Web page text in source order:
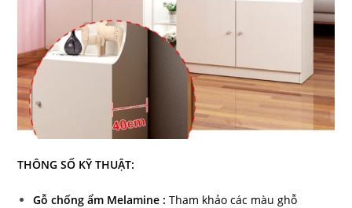
THÔNG SỐ KỸ THUẬT:
Gỗ chống ẩm Melamine :Tham khảo các màu ghỗ